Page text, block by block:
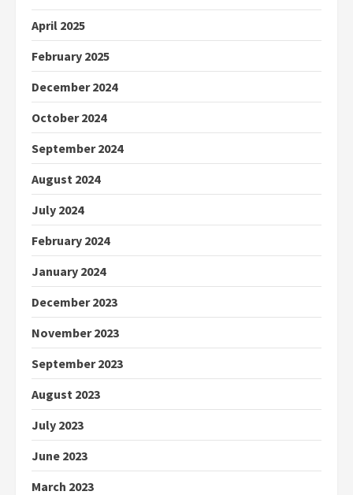
April 2025
February 2025
December 2024
October 2024
September 2024
August 2024
July 2024
February 2024
January 2024
December 2023
November 2023
September 2023
August 2023
July 2023
June 2023
March 2023